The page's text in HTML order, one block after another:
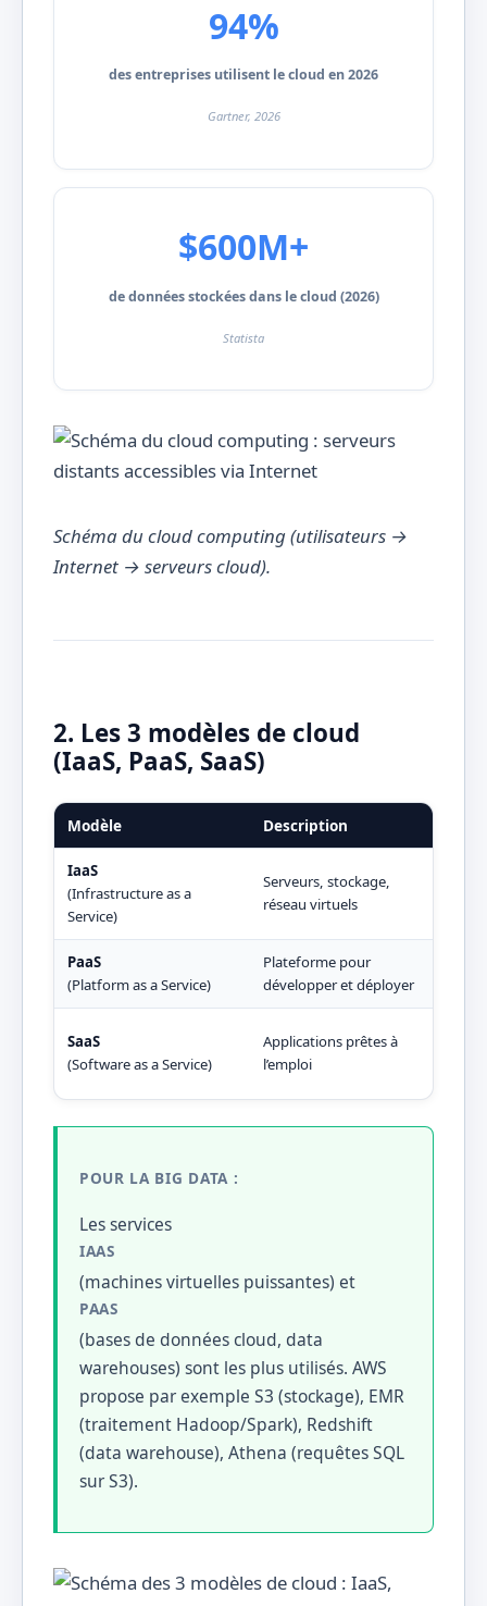
94%
des entreprises utilisent le cloud en 2026
Gartner, 2026
$600M+
de données stockées dans le cloud (2026)
Statista
Schéma du cloud computing (utilisateurs →
Internet → serveurs cloud).
2. Les 3 modèles de cloud
(IaaS, PaaS, SaaS)
Modèle Description
IaaS
(Infrastructure as a
Service)
Serveurs, stockage,
réseau virtuels
PaaS
(Platform as a Service)
Plateforme pour
développer et déployer
SaaS
(Software as a Service)
Applications prêtes à
l’emploi
POUR LA BIG DATA :
Les services
IAAS
(machines virtuelles puissantes) et
PAAS
(bases de données cloud, data
warehouses) sont les plus utilisés. AWS
propose par exemple S3 (stockage), EMR
(traitement Hadoop/Spark), Redshift
(data warehouse), Athena (requêtes SQL
sur S3).